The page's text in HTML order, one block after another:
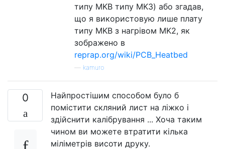
типу MKB типу MK3) або згадав,
що я використовую лише плату
типу MKB з нагрівом MK2, як
зображено в
reprap.org/wiki/PCB_Heatbed
kamuro
0
Найпростішим способом було б
помістити скляний лист на ліжко і
здійснити калібрування ... Хоча таким
чином ви можете втратити кілька
міліметрів висоти друку.